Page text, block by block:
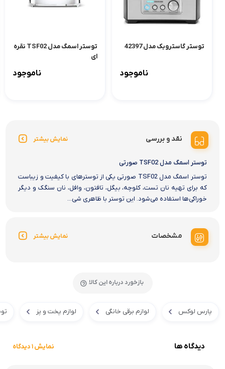
توستر گاستروبک مدل 42397
ناموجود
توستر اسمگ مدل TSF02 نقره
ای
ناموجود
نقد و بررسی نمایش بیشتر
توستر اسمگ مدل TSF02 صورتی
توستر اسمگ مدل TSF02 صورتی یکی از توسترهای با کیفیت و زیباست
که برای تهیه نان تست، کلوچه، بیگل، تافتون، وافل، نان سنگک و دیگر
خوراکی‌ها استفاده می‌شود. این توستر با ظاهری شی...
مشخصات نمایش بیشتر
بازخورد درباره این کالا
پارس لوکس لوازم برقی خانگی لوازم پخت و پز
دیدگاه ها نمایش 1 دیدگاه